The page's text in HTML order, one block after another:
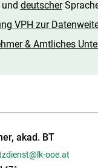
deutscher
VPH zur
& Amtliches
akad. BT
ooe.at